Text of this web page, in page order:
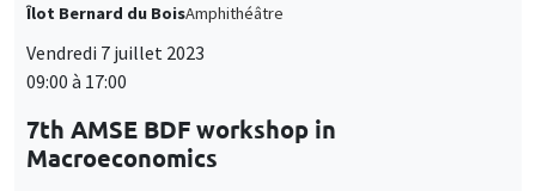
Îlot Bernard du BoisAmphithéâtre
Vendredi 7 juillet 2023
09:00 à 17:00
7th AMSE BDF workshop in
Macroeconomics